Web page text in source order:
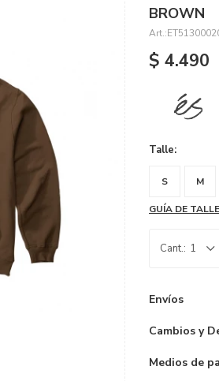
BROWN
$ 4.490
Talle:
S M
GUÍA DE
1
Envíos
Cambios y
Medios de